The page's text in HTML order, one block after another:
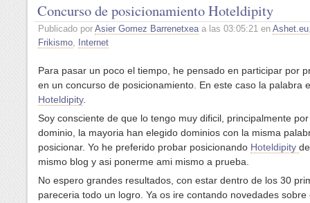
Concurso de posicionamiento Hoteldipity
Publicado por Asier Gomez Barrenetxeaa las 03:05:21 en Ashet.eu
Frikismo, Internet
Para pasar un poco el tiempo, he pensado en participar por
en un concurso de posicionamiento. En este caso la palabra
Hoteldipity.
Soy consciente de que lo tengo muy dificil, principalmente
dominio, la mayoria han elegido dominios con la misma
posicionar. Yo he preferido probar posicionando Hoteldipity
mismo blog y asi ponerme ami mismo a prueba.
No espero grandes resultados, con estar dentro de los 30
pareceria todo un logro. Ya os ire contando novedades sobre